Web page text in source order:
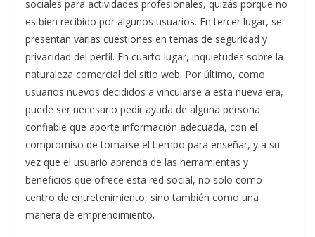
sociales para actividades profesionales, quizás porque no
es bien recibido por algunos usuarios. En tercer lugar, se
presentan varias cuestiones en temas de seguridad y
privacidad del perfil. En cuarto lugar, inquietudes sobre la
naturaleza comercial del sitio web. Por último, como
usuarios nuevos decididos a vincularse a esta nueva era,
puede ser necesario pedir ayuda de alguna persona
confiable que aporte información adecuada, con el
compromiso de tomarse el tiempo para enseñar, y a su
vez que el usuario aprenda de las herramientas y
beneficios que ofrece esta red social, no solo como
centro de entretenimiento, sino también como una
manera de emprendimiento.